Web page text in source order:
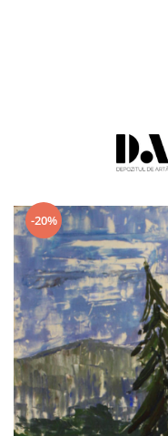
HEIM András (1946-2020)
-20%